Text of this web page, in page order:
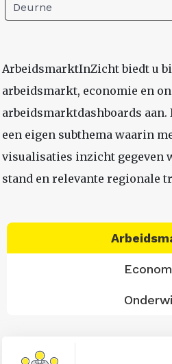
Deurne
ArbeidsmarktInZicht biedt u
arbeidsmarkt, economie en
arbeidsmarktdashboards aan.
een eigen subthema waarin
visualisaties inzicht gegeven
stand en relevante regionale